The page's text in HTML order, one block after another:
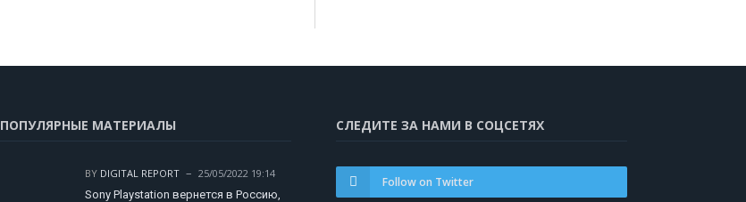
ПОПУЛЯРНЫЕ МАТЕРИАЛЫ
BY DIGITAL REPORT
25/05/2022 19:14
Sony Playstation вернется в Россию,
СЛЕДИТЕ ЗА НАМИ В СОЦСЕТЯХ
Follow on Twitter